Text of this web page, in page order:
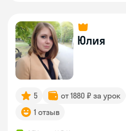
Юлия
5 от 1880 ₽ за урок
1 отзыв